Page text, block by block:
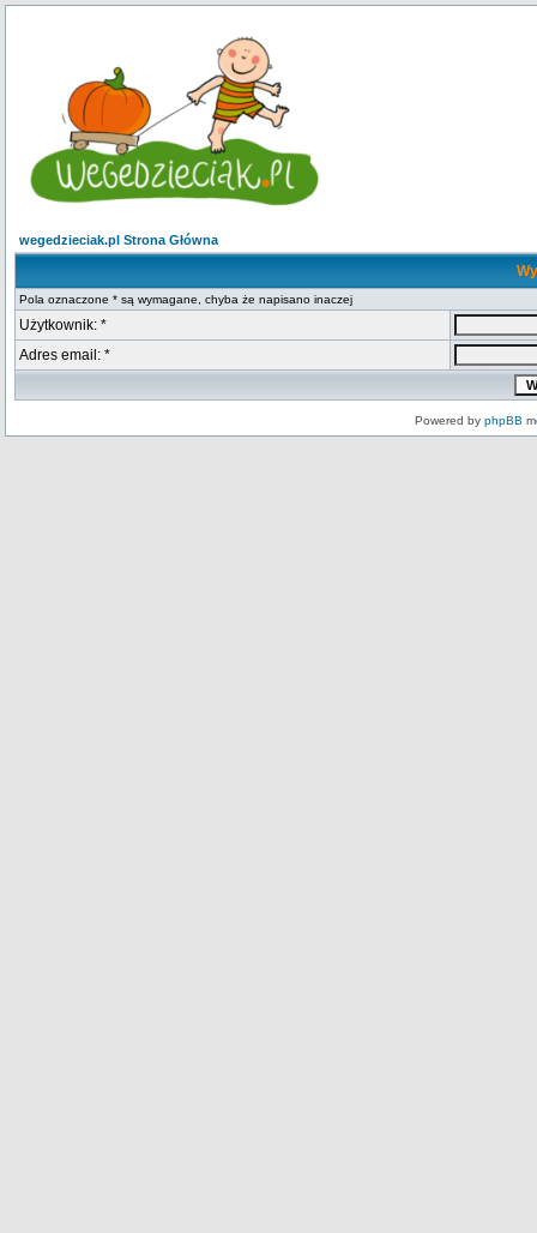
wegedzieciak.pl Strona Główna
Pola oznaczone * są wymagane, chyba że napisano inaczej
Użytkownik: *
Adres email: *
Powered by phpBB